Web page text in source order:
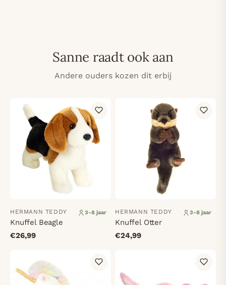
Sanne raadt ook aan
Andere ouders kozen dit erbij
HERMANN TEDDY 3-8 jaar
Knuffel Beagle
€26,99
HERMANN TEDDY 3-8 jaar
Knuffel Otter
€24,99